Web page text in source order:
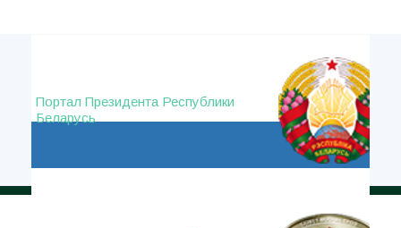
Портал Президента Республики
Беларусь